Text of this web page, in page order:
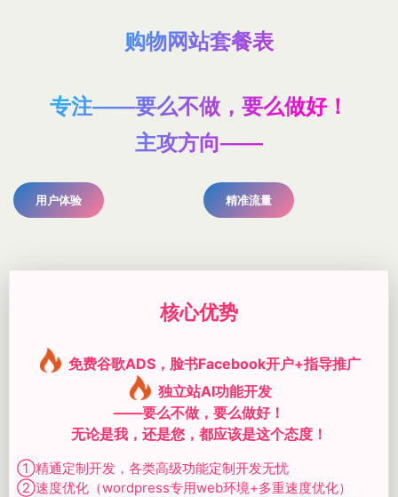
购物网站套餐表
专注——要么不做，要么做好！
主攻方向——
用户体验 精准流量
核心优势
免费谷歌ADS，脸书Facebook开户+指导推广
独立站AI功能开发
——要么不做，要么做好！
无论是我，还是您，都应该是这个态度！
①精通定制开发，各类高级功能定制开发无忧
②速度优化（wordpress专用web环境+多重速度优化）